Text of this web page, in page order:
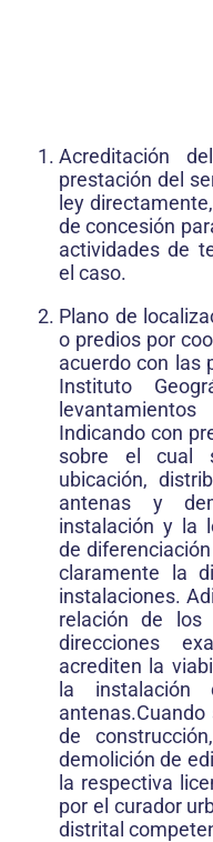
Acreditación
prestación del
ley
de concesión
actividades de
el caso.
Plano de
o predios por
acuerdo con las
Instituto
Indicando con
sobre el cual
ubicación,
antenas y
instalación y la
de
claramente la
instalaciones.
relación de los
direcciones
acrediten la
la
de
demolición de
la respectiva
por el curador
distrital